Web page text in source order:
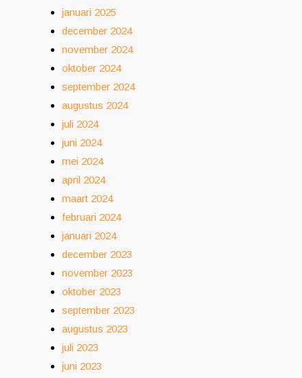
januari 2025
december 2024
november 2024
oktober 2024
september 2024
augustus 2024
juli 2024
juni 2024
mei 2024
april 2024
maart 2024
februari 2024
januari 2024
december 2023
november 2023
oktober 2023
september 2023
augustus 2023
juli 2023
juni 2023